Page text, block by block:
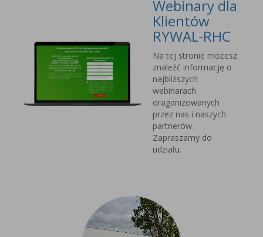
Webinary dla
Klientów
RYWAL-RHC
Na tej stronie możesz
znaleźć informację o
najbliższych
webinarach
oraganizowanych
przez nas i naszych
partnerów.
Zapraszamy do
udziału.